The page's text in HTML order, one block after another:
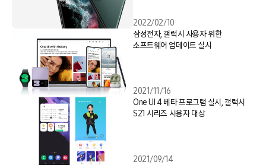
2022/02/10
삼성전자, 갤럭시 사용자 위한
소프트웨어 업데이트 실시
2021/11/16
One UI 4 베타 프로그램 실시, 갤럭시
S21 시리즈 사용자 대상
2021/09/14